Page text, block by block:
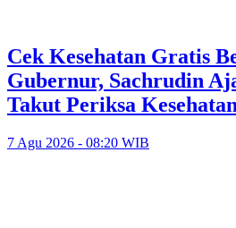
Cek Kesehatan Gratis
Gubernur, Sachrudin
Takut Periksa Kesehatan
7 Agu 2026 - 08:20 WIB